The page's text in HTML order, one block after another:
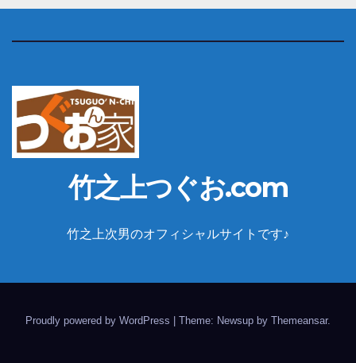
竹之上つぐお.com
竹之上次男のオフィシャルサイトです♪
Proudly powered by WordPress Theme: Newsup by Themeansar.